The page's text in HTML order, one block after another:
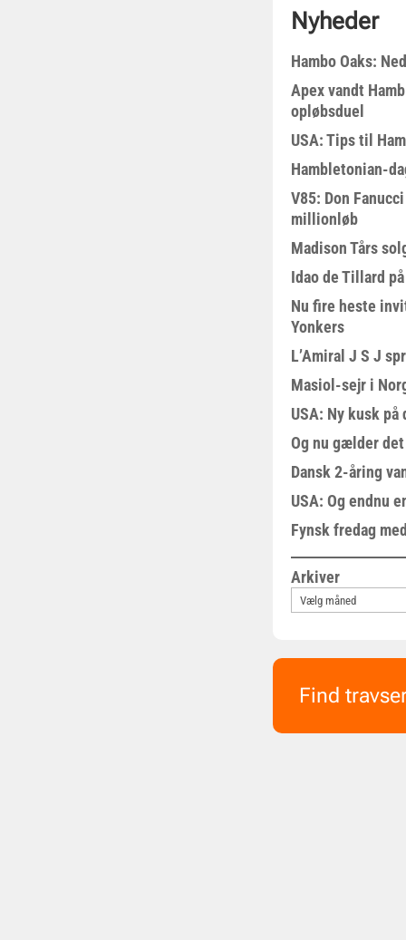
Nyheder
Hambo Oaks:
Apex vandt
opløbsduel
USA: Tips til
Hambletonian-
V85: Don
millionløb
Madison Tårs
Idao de Tillard
Nu fire heste
Yonkers
L’Amiral J S J
Masiol-sejr i
USA: Ny kusk på
Og nu gælder
Dansk 2-åring
USA: Og endnu
Fynsk fredag
Arkiver
Find